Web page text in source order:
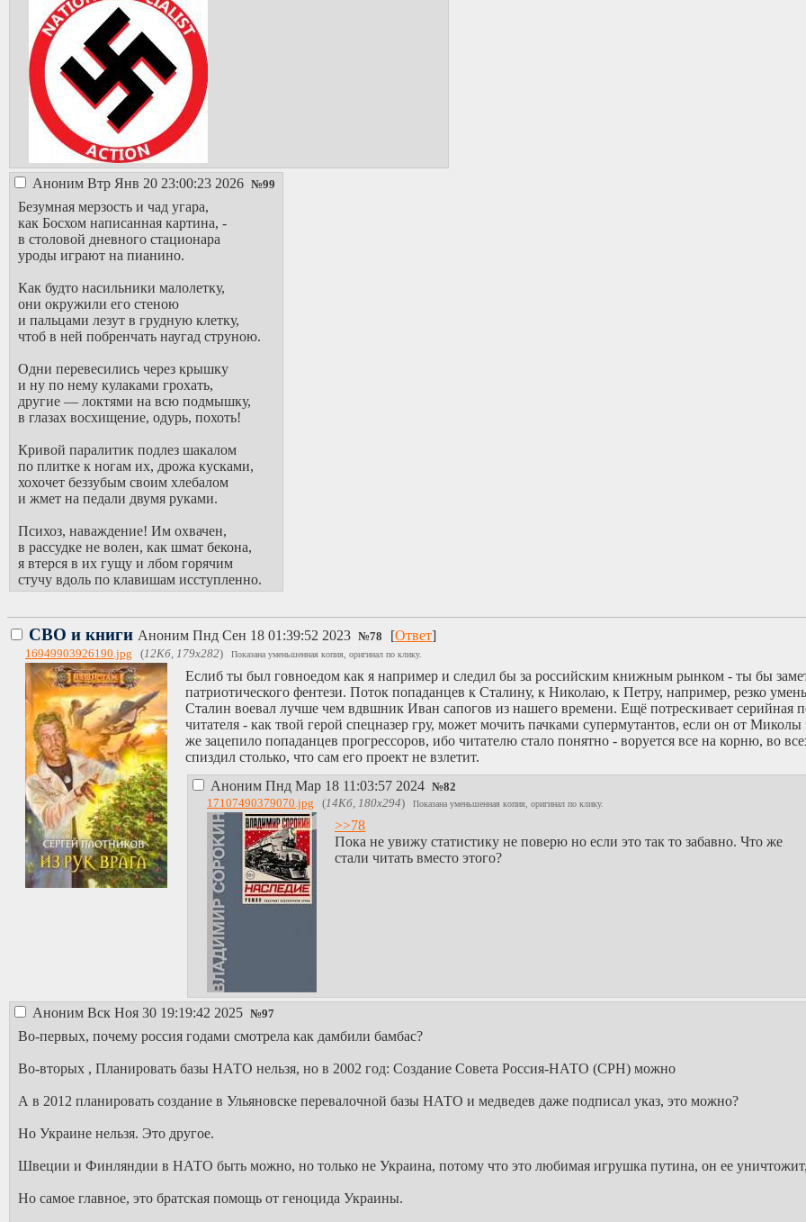
Аноним Втр Янв 20 23:00:23 2026 №99
Безумная мерзость и чад угара,
как Босхом написанная картина, -
в столовой дневного стационара
уроды играют на пианино.
Как будто насильники малолетку,
они окружили его стеною
и пальцами лезут в грудную клетку,
чтоб в ней побренчать наугад струною.
Одни перевесились через крышку
и ну по нему кулаками грохать,
другие — локтями на всю подмышку,
в глазах восхищение, одурь, похоть!
Кривой паралитик подлез шакалом
по плитке к ногам их, дрожа кусками,
хохочет беззубым своим хлебалом
и жмет на педали двумя руками.
Психоз, наваждение! Им охвачен,
в рассудке не волен, как шмат бекона,
я втерся в их гущу и лбом горячим
стучу вдоль по клавишам исступленно.
СВО и книги Аноним Пнд Сен 18 01:39:52 2023 №78 [Ответ]
16949903926190.jpg (12Кб, 179x282) Показана уменьшенная копия, оригинал по клику.
Еслиб ты был говноедом как я например и следил бы за российским книжным рынком - ты бы
патриотического фентези. Поток попаданцев к Сталину, к Николаю, к Петру, например, резко
Сталин воевал лучше чем вдвшник Иван сапогов из нашего времени. Ещё потрескивает серийная
читателя - как твой герой спецназер гру, может мочить пачками супермутантов, если он от
же зацепило попаданцев прогрессоров, ибо читателю стало понятно - воруется все на корню, во
спиздил столько, что сам его проект не взлетит.
Аноним Пнд Мар 18 11:03:57 2024 №82
17107490379070.jpg (14Кб, 180x294) Показана уменьшенная копия, оригинал по клику.
>>78
Пока не увижу статистику не поверю но если это так то забавно. Что же
стали читать вместо этого?
Аноним Вск Ноя 30 19:19:42 2025 №97
Во-первых, почему россия годами смотрела как дамбили бамбас?
Во-вторых , Планировать базы НАТО нельзя, но в 2002 год: Создание Совета Россия-НАТО (СРН) можно
А в 2012 планировать создание в Ульяновске перевалочной базы НАТО и медведев даже подписал указ, это можно?
Но Украине нельзя. Это другое.
Швеции и Финляндии в НАТО быть можно, но только не Украина, потому что это любимая игрушка путина, он ее уничтожит,
Но самое главное, это братская помощь от геноцида Украины.